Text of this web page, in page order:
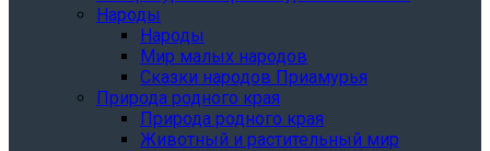
Народы
Народы
Мир малых народов
Сказки народов Приамурья
Природа родного края
Природа родного края
Животный и растительный мир